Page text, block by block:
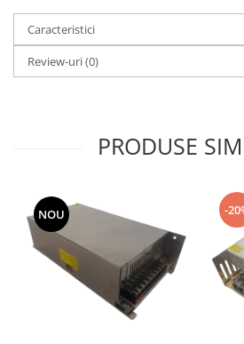
Caracteristici
Review-uri(0)
PRODUSE
NOU -